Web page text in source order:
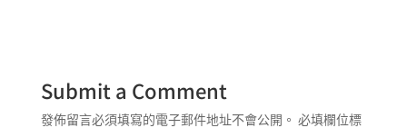
Submit a Comment
發佈留言必須填寫的電子郵件地址不會公開。 必填欄位標